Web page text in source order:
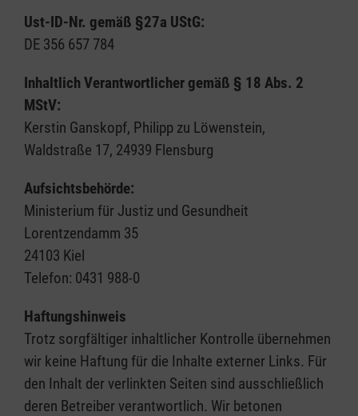
Ust-ID-Nr. gemäß §27a UStG:
DE 356 657 784
Inhaltlich Verantwortlicher gemäß § 18 Abs. 2
MStV:
Kerstin Ganskopf, Philipp zu Löwenstein,
Waldstraße 17, 24939 Flensburg
Aufsichtsbehörde:
Ministerium für Justiz und Gesundheit
Lorentzendamm 35
24103 Kiel
Telefon: 0431 988-0
Haftungshinweis
Trotz sorgfältiger inhaltlicher Kontrolle übernehmen
wir keine Haftung für die Inhalte externer Links. Für
den Inhalt der verlinkten Seiten sind ausschließlich
deren Betreiber verantwortlich. Wir betonen